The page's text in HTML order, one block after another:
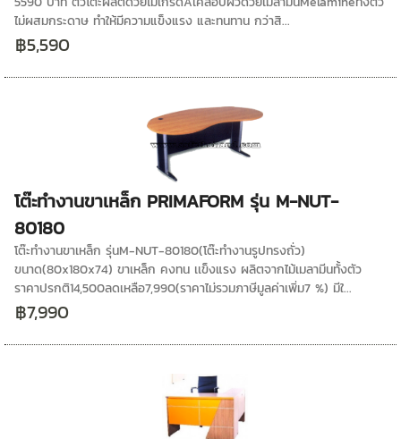
ไม่ผสมกระดาษ ทำให้มีความแข็งแรง และทนทาน กว่าสิ...
฿5,590
โต๊ะทำงานขาเหล็ก PRIMAFORM รุ่น M-NUT-
80180
โต๊ะทำงานขาเหล็ก รุ่นM-NUT-80180(โต๊ะทำงานรูปทรงถั่ว)
ขนาด(80x180x74) ขาเหล็ก คงทน เเข็งแรง ผลิตจากไม้เมลามีนทั้งตัว
ราคาปรกติ14,500ลดเหลือ7,990(ราคาไม่รวมภาษีมูลค่าเพิ่ม7 %) มีใ...
฿7,990